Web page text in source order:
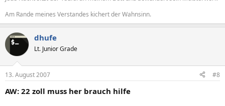
Am Rande meines Verstandes kichert der Wahnsinn.
dhufe
Lt. Junior Grade
13. August 2007 #8
AW: 22 zoll muss her brauch hilfe